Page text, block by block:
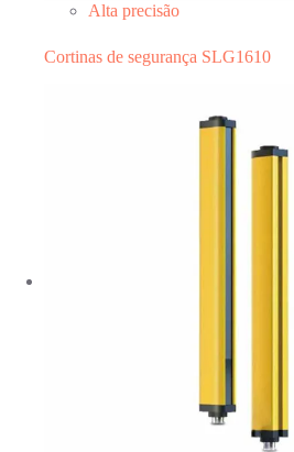
Alta precisão
Cortinas de segurança SLG1610